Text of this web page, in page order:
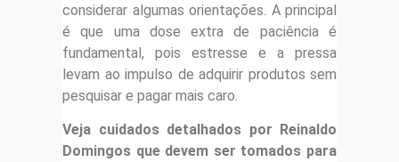
considerar algumas orientações. A principal
é que uma dose extra de paciência é
fundamental, pois estresse e a pressa
levam ao impulso de adquirir produtos sem
pesquisar e pagar mais caro.
Veja cuidados detalhados por Reinaldo
Domingos que devem ser tomados para